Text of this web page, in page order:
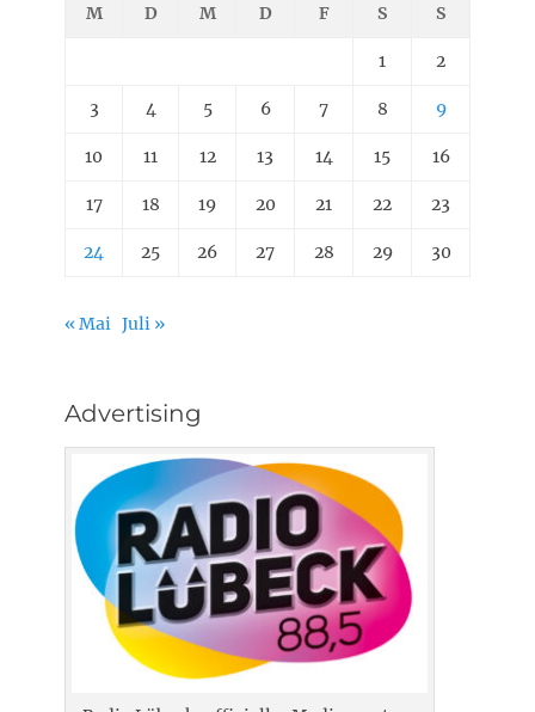
M D M D F S S
1 2
3 4 5 6 7 8 9
10 11 12 13 14 15 16
17 18 19 20 21 22 23
24 25 26 27 28 29 30
« Mai Juli »
Advertising